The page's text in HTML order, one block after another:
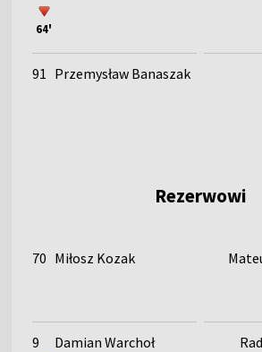
64'
91 Przemysław Banaszak
Rezerwowi
70 Miłosz Kozak
9 Damian Warchoł